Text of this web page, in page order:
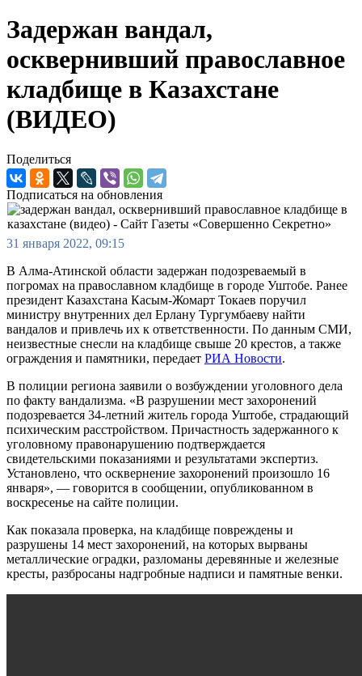
Задержан вандал,
осквернивший православное
кладбище в Казахстане
(ВИДЕО)
Поделиться
Подписаться на обновления
31 января 2022, 09:15
В Алма-Атинской области задержан подозреваемый в
погромах на православном кладбище в городе Уштобе. Ранее
президент Казахстана Касым-Жомарт Токаев поручил
министру внутренних дел Ерлану Тургумбаеву найти
вандалов и привлечь их к ответственности. По данным СМИ,
неизвестные снесли на кладбище свыше 20 крестов, а также
ограждения и памятники, передает РИА Новости.
В полиции региона заявили о возбуждении уголовного дела
по факту вандализма. «В разрушении мест захоронений
подозревается 34-летний житель города Уштобе, страдающий
психическим расстройством. Причастность задержанного к
уголовному правонарушению подтверждается
свидетельскими показаниями и результатами экспертиз.
Установлено, что осквернение захоронений произошло 16
января», — говорится в сообщении, опубликованном в
воскресенье на сайте полиции.
Как показала проверка, на кладбище повреждены и
разрушены 14 мест захоронений, на которых вырваны
металлические оградки, разломаны деревянные и железные
кресты, разбросаны надгробные надписи и памятные венки.